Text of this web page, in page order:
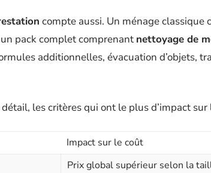
compte aussi. Un ménage classique
pack complet comprenant nettoyage de
additionnelles, évacuation d’objets,
les critères qui ont le plus d’impact
Impact sur le coût
Prix global supérieur selon la